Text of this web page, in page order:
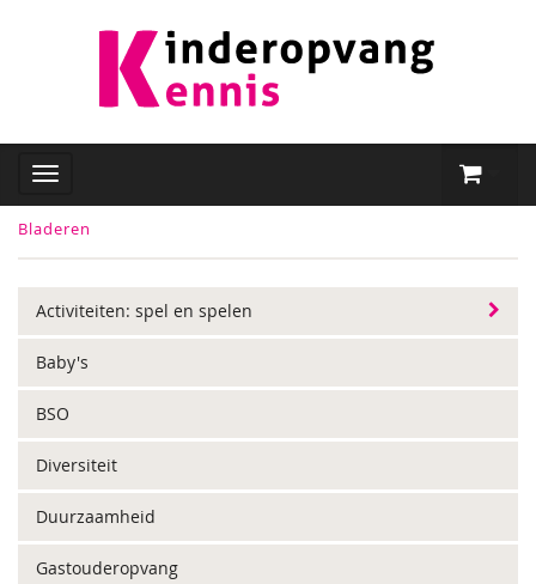
Bladeren
Activiteiten: spel en spelen
Baby's
BSO
Diversiteit
Duurzaamheid
Gastouderopvang